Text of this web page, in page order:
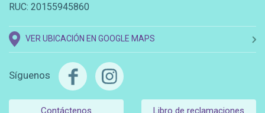
RUC: 20155945860
VER UBICACIÓN EN GOOGLE MAPS
Síguenos
Contáctenos Libro de reclamaciones